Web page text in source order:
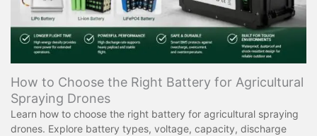
How to Choose the Right Battery for Agricultural
Spraying Drones
Learn how to choose the right battery for agricultural spraying
drones. Explore battery types, voltage, capacity, discharge